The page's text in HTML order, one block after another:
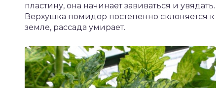
пластину, она начинает завиваться и увядать.
Верхушка помидор постепенно склоняется к
земле, рассада умирает.